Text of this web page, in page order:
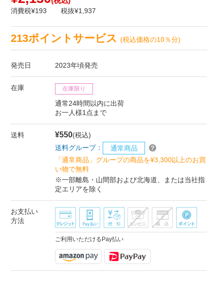
消費税¥193 税抜¥1,937
213ポイントサービス(税込価格の10％分)
発売日 2023年頃発売
在庫 在庫限り
通常24時間以内に出荷
お一人様1点まで
送料 ¥550(税込)
送料グループ：
通常商品
「通常商品」グループの商品を¥3,300以上のお買
い物で無料
※一部離島・山間部および北海道、または当社指
定エリアを除く
お支払い
方法
ご利用いただけるPay払い